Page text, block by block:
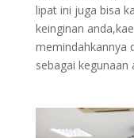
lipat ini juga bisa
keinginan
memindahkannya
sebagai kegunaan